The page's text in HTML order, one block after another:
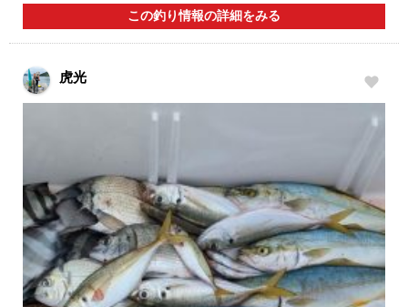
この釣り情報の詳細をみる
虎光